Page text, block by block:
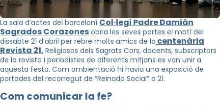
La sala d’actes del barceloní Col·legi Padre Damián
Sagrados Corazones obria les seves portes el matí del
dissabte 21 d’abril per rebre molts amics de la centenària
Revista 21. Religiosos dels Sagrats Cors, docents, subscriptors
de la revista i periodistes de diferents mitjans es van unir a
aquesta festa. Com ambientació hi havia una exposició de
portades del recorregut de “Reinado Social” a 21.
Com comunicar la fe?